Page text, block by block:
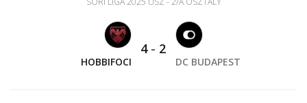
HOBBIFOCI
4- 2
DC BUDAPEST